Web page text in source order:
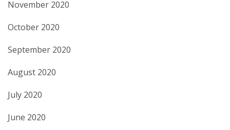
November 2020
October 2020
September 2020
August 2020
July 2020
June 2020